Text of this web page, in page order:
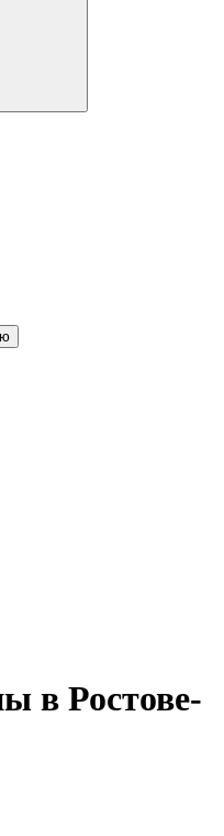
в Ростове-